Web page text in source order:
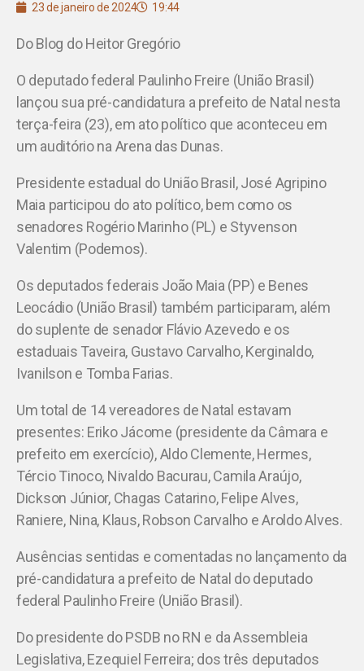
23 de janeiro de 2024 19:44
Do Blog do Heitor Gregório
O deputado federal Paulinho Freire (União Brasil)
lançou sua pré-candidatura a prefeito de Natal nesta
terça-feira (23), em ato político que aconteceu em
um auditório na Arena das Dunas.
Presidente estadual do União Brasil, José Agripino
Maia participou do ato político, bem como os
senadores Rogério Marinho (PL) e Styvenson
Valentim (Podemos).
Os deputados federais João Maia (PP) e Benes
Leocádio (União Brasil) também participaram, além
do suplente de senador Flávio Azevedo e os
estaduais Taveira, Gustavo Carvalho, Kerginaldo,
Ivanilson e Tomba Farias.
Um total de 14 vereadores de Natal estavam
presentes: Eriko Jácome (presidente da Câmara e
prefeito em exercício), Aldo Clemente, Hermes,
Tércio Tinoco, Nivaldo Bacurau, Camila Araújo,
Dickson Júnior, Chagas Catarino, Felipe Alves,
Raniere, Nina, Klaus, Robson Carvalho e Aroldo Alves.
Ausências sentidas e comentadas no lançamento da
pré-candidatura a prefeito de Natal do deputado
federal Paulinho Freire (União Brasil).
Do presidente do PSDB no RN e da Assembleia
Legislativa, Ezequiel Ferreira; dos três deputados